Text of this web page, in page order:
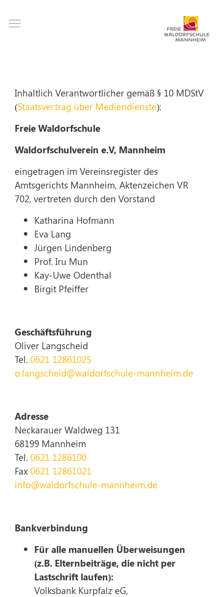
Inhaltlich Verantwortlicher gemäß § 10 MDStV
(Staatsvertrag über Mediendienste):
Freie Waldorfschule
Waldorfschulverein e.V, Mannheim
eingetragen im Vereinsregister des
Amtsgerichts Mannheim, Aktenzeichen VR
702, vertreten durch den Vorstand
Katharina Hofmann
Eva Lang
Jürgen Lindenberg
Prof. Iru Mun
Kay-Uwe Odenthal
Birgit Pfeiffer
Geschäftsführung
Oliver Langscheid
Tel. 0621 12861025
o.langscheid@waldorfschule-mannheim.de
Adresse
Neckarauer Waldweg 131
68199 Mannheim
Tel. 0621 1286100
Fax0621 12861021
info@waldorfschule-mannheim.de
Bankverbindung
Für alle manuellen Überweisungen
(z.B. Elternbeiträge, die nicht per
Lastschrift laufen):
Volksbank Kurpfalz eG,